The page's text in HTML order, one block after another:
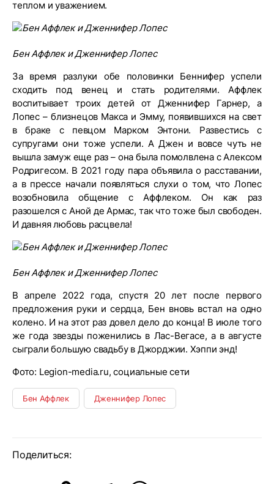
теплом и уважением.
Бен Аффлек и Дженнифер Лопес
За время разлуки обе половинки Беннифер успели
сходить под венец и стать родителями. Аффлек
воспитывает троих детей от Дженнифер Гарнер, а
Лопес – близнецов Макса и Эмму, появившихся на свет
в браке с певцом Марком Энтони. Развестись с
супругами они тоже успели. А Джен и вовсе чуть не
вышла замуж еще раз – она была помолвлена с Алексом
Родригесом. В 2021 году пара объявила о расставании,
а в прессе начали появляться слухи о том, что Лопес
возобновила общение с Аффлеком. Он как раз
разошелся с Аной де Армас, так что тоже был свободен.
И давняя любовь расцвела!
Бен Аффлек и Дженнифер Лопес
В апреле 2022 года, спустя 20 лет после первого
предложения руки и сердца, Бен вновь встал на одно
колено. И на этот раз довел дело до конца! В июле того
же года звезды поженились в Лас-Вегасе, а в августе
сыграли большую свадьбу в Джорджии. Хэппи энд!
Фото: Legion-media.ru, социальные сети
Бен Аффлек Дженнифер Лопес
Поделиться: